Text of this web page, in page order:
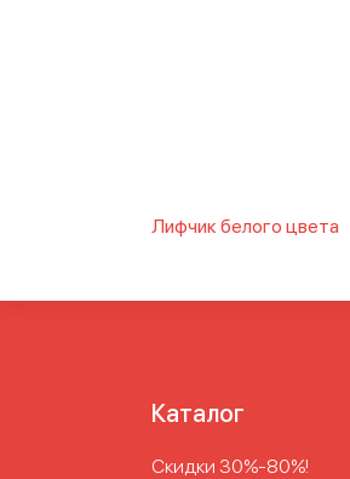
Лифчик белого цвета
Каталог
Скидки 30%-80%!